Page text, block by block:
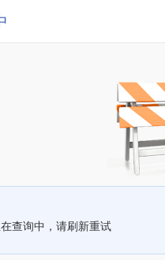
查询中，请刷新重试